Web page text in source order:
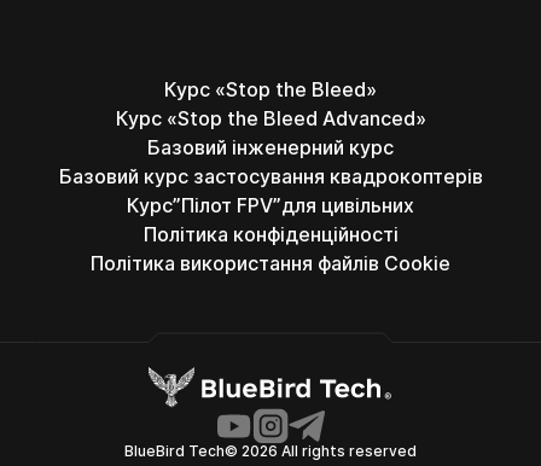
Курс «Stop the Bleed»
Курс «Stop the Bleed Advanced»
Базовий інженерний курс
Базовий курс застосування квадрокоптерів
Курс”Пілот FPV”для цивільних
Політика конфіденційності
Політика використання файлів Cookie
BlueBird Tech© 2026 All rights reserved